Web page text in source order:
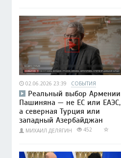
02.06.2026 23:39 СОБЫТИЯ
Реальный выбор Армении
Пашиняна — не ЕС или ЕАЭС,
а северная Турция или
западный Азербайджан
МИХАИЛ ДЕЛЯГИН 452